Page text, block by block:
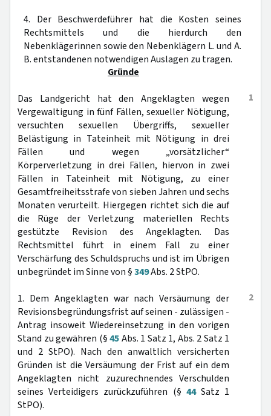
4. Der Beschwerdeführer hat die Kosten seines
Rechtsmittels und die hierdurch den
Nebenklägerinnen sowie den Nebenklägern L. und A.
B. entstandenen notwendigen Auslagen zu tragen.
Gründe
1
Das Landgericht hat den Angeklagten wegen
Vergewaltigung in fünf Fällen, sexueller Nötigung,
versuchten sexuellen Übergriffs, sexueller
Belästigung in Tateinheit mit Nötigung in drei
Fällen und wegen „vorsätzlicher“
Körperverletzung in drei Fällen, hiervon in zwei
Fällen in Tateinheit mit Nötigung, zu einer
Gesamtfreiheitsstrafe von sieben Jahren und sechs
Monaten verurteilt. Hiergegen richtet sich die auf
die Rüge der Verletzung materiellen Rechts
gestützte Revision des Angeklagten. Das
Rechtsmittel führt in einem Fall zu einer
Verschärfung des Schuldspruchs und ist im Übrigen
unbegründet im Sinne von §349Abs. 2 StPO.
2
1. Dem Angeklagten war nach Versäumung der
Revisionsbegründungsfrist auf seinen - zulässigen -
Antrag insoweit Wiedereinsetzung in den vorigen
Stand zu gewähren (§45Abs. 1 Satz 1, Abs. 2 Satz 1
und 2 StPO). Nach den anwaltlich versicherten
Gründen ist die Versäumung der Frist auf ein dem
Angeklagten nicht zuzurechnendes Verschulden
seines Verteidigers zurückzuführen (§ 44Satz 1
StPO).